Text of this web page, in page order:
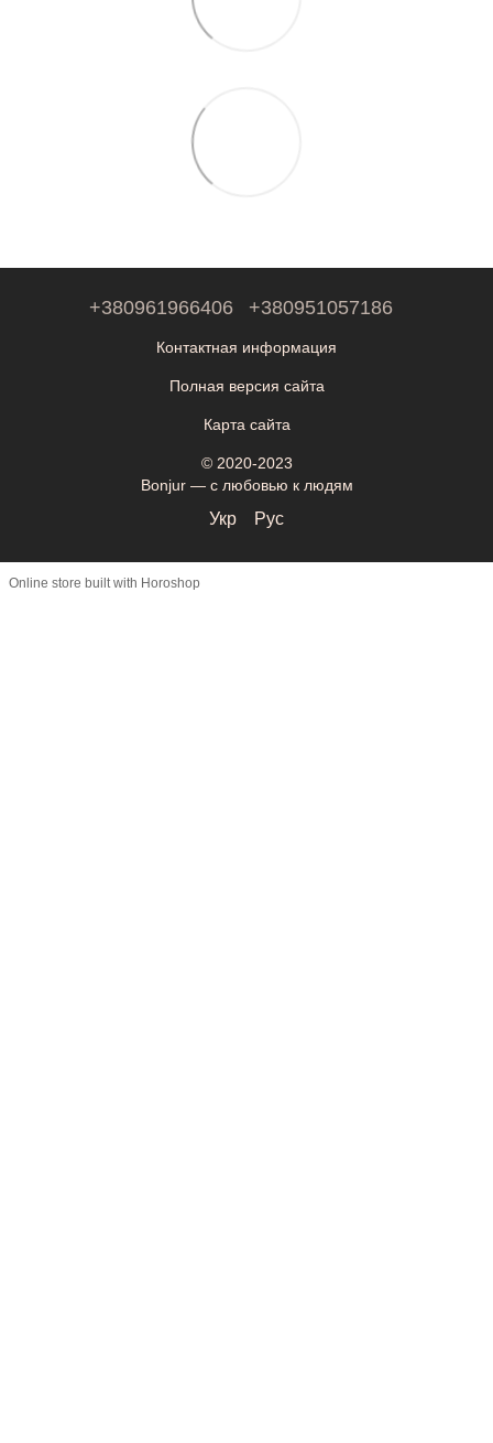
+380961966406 +380951057186
Контактная информация
Полная версия сайта
Карта сайта
© 2020-2023
Bonjur — с любовью к людям
Укр Рус
Online store built with Horoshop